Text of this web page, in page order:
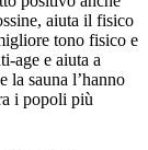
aiuta il fisico
tono fisico e
age e aiuta a
la sauna l’hanno
i popoli più